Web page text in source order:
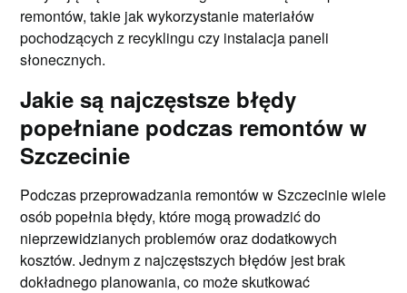
remontów, takie jak wykorzystanie materiałów
pochodzących z recyklingu czy instalacja paneli
słonecznych.
Jakie są najczęstsze błędy
popełniane podczas remontów w
Szczecinie
Podczas przeprowadzania remontów w Szczecinie wiele
osób popełnia błędy, które mogą prowadzić do
nieprzewidzianych problemów oraz dodatkowych
kosztów. Jednym z najczęstszych błędów jest brak
dokładnego planowania, co może skutkować